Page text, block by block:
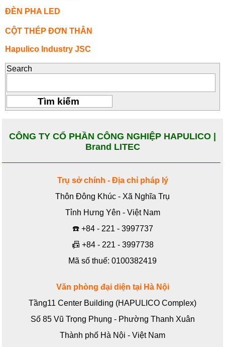
ĐÈN PHA LED
CỘT THÉP ĐƠN THÂN
Hapulico Industry JSC
Search
CÔNG TY CỔ PHẦN CÔNG NGHIỆP HAPULICO |
Brand LITEC
Trụ sở chính - Địa chỉ pháp lý
Thôn Đông Khúc - Xã Nghĩa Trụ
Tỉnh Hưng Yên - Việt Nam
☎️ +84 - 221 - 3997737
📠 +84 - 221 - 3997738
Mã số thuế: 0100382419
Văn phòng đại diện tại Hà Nội
Tầng11 Center Building (HAPULICO Complex)
Số 85 Vũ Trọng Phụng - Phường Thanh Xuân
Thành phố Hà Nội - Việt Nam